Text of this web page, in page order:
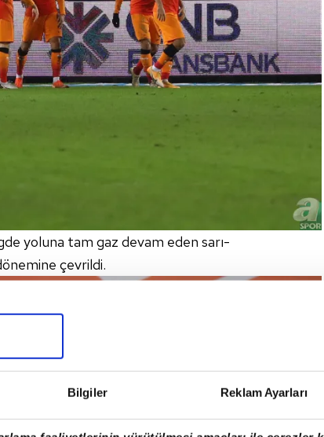
Bilgiler Reklam Ayarları
yoluna tam gaz devam eden sarı-
çevrildi.